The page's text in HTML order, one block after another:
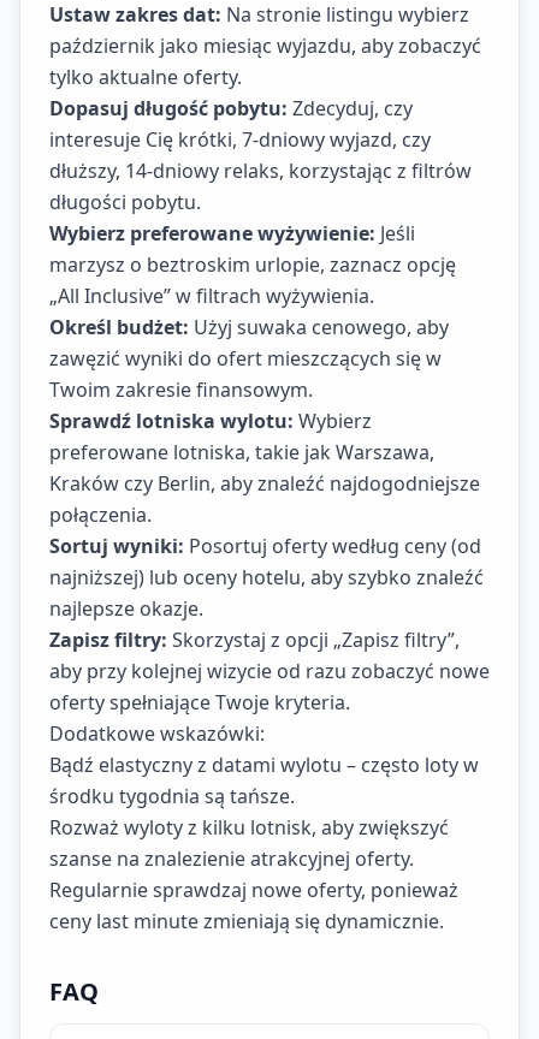
Ustaw zakres dat: Na stronie listingu wybierz
październik jako miesiąc wyjazdu, aby zobaczyć
tylko aktualne oferty.
Dopasuj długość pobytu: Zdecyduj, czy
interesuje Cię krótki, 7-dniowy wyjazd, czy
dłuższy, 14-dniowy relaks, korzystając z filtrów
długości pobytu.
Wybierz preferowane wyżywienie: Jeśli
marzysz o beztroskim urlopie, zaznacz opcję
„All Inclusive” w filtrach wyżywienia.
Określ budżet: Użyj suwaka cenowego, aby
zawęzić wyniki do ofert mieszczących się w
Twoim zakresie finansowym.
Sprawdź lotniska wylotu: Wybierz
preferowane lotniska, takie jak Warszawa,
Kraków czy Berlin, aby znaleźć najdogodniejsze
połączenia.
Sortuj wyniki: Posortuj oferty według ceny (od
najniższej) lub oceny hotelu, aby szybko znaleźć
najlepsze okazje.
Zapisz filtry: Skorzystaj z opcji „Zapisz filtry”,
aby przy kolejnej wizycie od razu zobaczyć nowe
oferty spełniające Twoje kryteria.
Dodatkowe wskazówki:
Bądź elastyczny z datami wylotu – często loty w
środku tygodnia są tańsze.
Rozważ wyloty z kilku lotnisk, aby zwiększyć
szanse na znalezienie atrakcyjnej oferty.
Regularnie sprawdzaj nowe oferty, ponieważ
ceny last minute zmieniają się dynamicznie.
FAQ